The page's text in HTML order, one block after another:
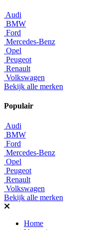
Audi
BMW
Ford
Mercedes-Benz
Opel
Peugeot
Renault
Volkswagen
Bekijk alle merken
Populair
Audi
BMW
Ford
Mercedes-Benz
Opel
Peugeot
Renault
Volkswagen
Bekijk alle merken
Home